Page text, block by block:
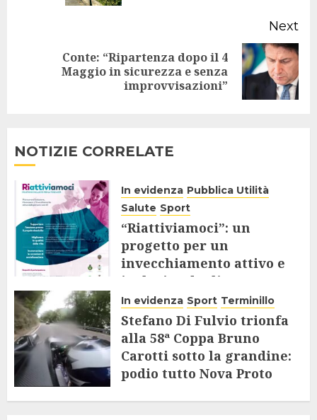
Next
Conte: “Ripartenza dopo il 4
Maggio in sicurezza e senza
improvvisazioni”
NOTIZIE CORRELATE
In evidenza Pubblica Utilità
Salute Sport
“Riattiviamoci”: un
progetto per un
invecchiamento attivo e
inclusivo degli Over 65
9 AGOSTO 2025
In evidenza Sport Terminillo
Stefano Di Fulvio trionfa
alla 58ª Coppa Bruno
Carotti sotto la grandine:
podio tutto Nova Proto